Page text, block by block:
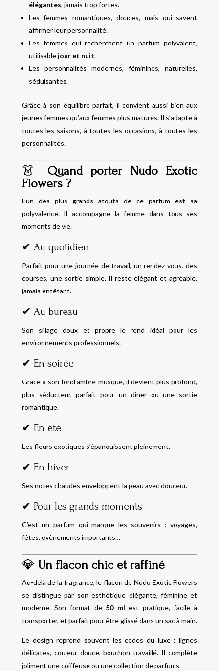
élégantes, jamais trop fortes.
Les femmes romantiques, douces, mais qui savent
affirmer leur personnalité.
Les femmes qui recherchent un parfum polyvalent,
utilisable jour et nuit.
Les personnalités modernes, féminines, naturelles,
séduisantes.
Grâce à son équilibre parfait, il convient aussi bien aux
jeunes femmes qu’aux femmes plus matures. Il s’adapte à
toutes les saisons, à toutes les occasions, à toutes les
personnalités.
👗 Quand porter Nudo Exotic
Flowers ?
L’un des plus grands atouts de ce parfum est sa
polyvalence. Il accompagne la femme dans tous ses
moments de vie.
✔ Au quotidien
Parfait pour une journée de travail, un rendez-vous, des
courses, une sortie simple. Il reste élégant et agréable,
jamais entêtant.
✔ Au bureau
Son sillage doux et propre le rend idéal pour les
environnements professionnels.
✔ En soirée
Grâce à son fond ambré-musqué, il devient plus profond,
plus séducteur, parfait pour un diner ou une sortie
romantique.
✔ En été
Les fleurs exotiques s’épanouissent pleinement.
✔ En hiver
Ses notes chaudes enveloppent la peau avec douceur.
✔ Pour les grands moments
C’est un parfum qui marque les souvenirs : voyages,
fêtes, évènements importants…
💎 Un flacon chic et raffiné
Au-delà de la fragrance, le flacon de Nudo Exotic Flowers
se distingue par son esthétique élégante, féminine et
moderne. Son format de 50 ml est pratique, facile à
transporter, et parfait pour être glissé dans un sac à main.
Le design reprend souvent les codes du luxe : lignes
délicates, couleur douce, bouchon travaillé. Il complète
joliment une coiffeuse ou une collection de parfums.